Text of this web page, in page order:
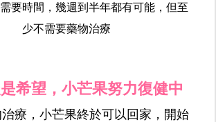
要時間，幾週到半年都有可能，但至
少不需要藥物治療
希望，小芒果努力復健中
療，小芒果終於可以回家，開始